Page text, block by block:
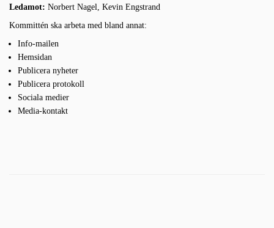
Ledamot: Norbert Nagel, Kevin Engstrand
Kommittén ska arbeta med bland annat:
Info-mailen
Hemsidan
Publicera nyheter
Publicera protokoll
Sociala medier
Media-kontakt